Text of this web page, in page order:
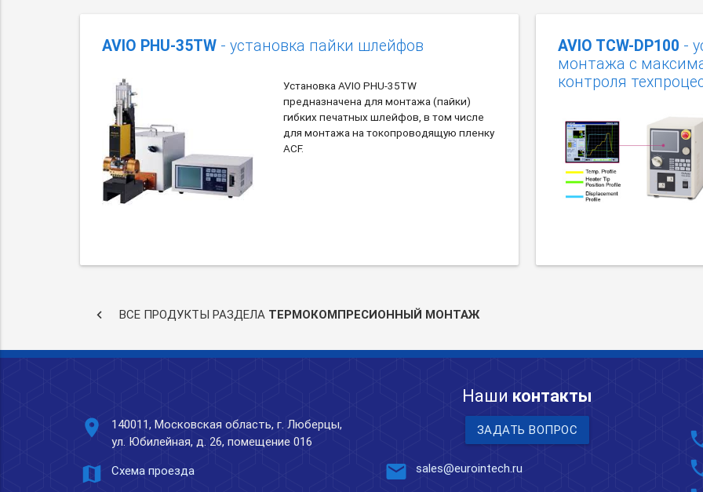
AVIO PHU-35TW - установка пайки шлейфов
Установка AVIO PHU-35TW
предназначена для монтажа (пайки)
гибких печатных шлейфов, в том числе
для монтажа на токопроводящую пленку
ACF.
AVIO TCW-DP100 -
монтажа с
контроля
keyboard_arrow_left ВСЕ ПРОДУКТЫ РАЗДЕЛА ТЕРМОКОМПРЕСИОННЫЙ МОНТАЖ
Наши контакты
place
140011, Московская область, г. Люберцы,
ул. Юбилейная, д. 26, помещение 016
map Схема проезда
ЗАДАТЬ ВОПРОС
mail sales@eurointech.ru